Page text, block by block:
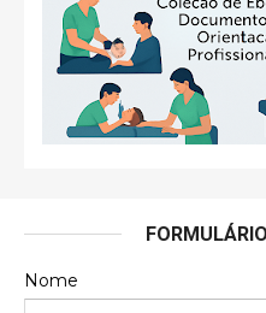
Nome